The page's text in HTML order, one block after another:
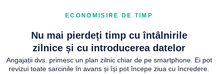
ECONOMISIRE DE TIMP
Nu mai pierdeți timp cu întâlnirile
zilnice și cu introducerea datelor
Angajații dvs. primesc un plan zilnic chiar de pe smartphone. Ei pot
revizui toate sarcinile în avans și își pot începe ziua cu încredere.